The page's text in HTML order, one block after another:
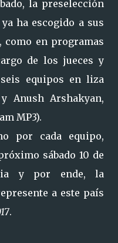
la preselección
ya ha escogido a sus
como en programas
de los jueces y
equipos en liza
Anush Arshakyan,
MP3).
por cada equipo,
sábado 10 de
y por ende, la
a este país
.